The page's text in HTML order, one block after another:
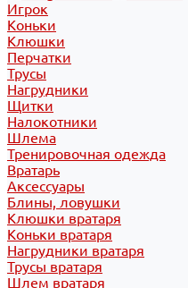
Игрок
Коньки
Клюшки
Перчатки
Трусы
Нагрудники
Щитки
Налокотники
Шлема
Тренировочная одежда
Вратарь
Аксессуары
Блины, ловушки
Клюшки вратаря
Коньки вратаря
Нагрудники вратаря
Трусы вратаря
Шлем вратаря